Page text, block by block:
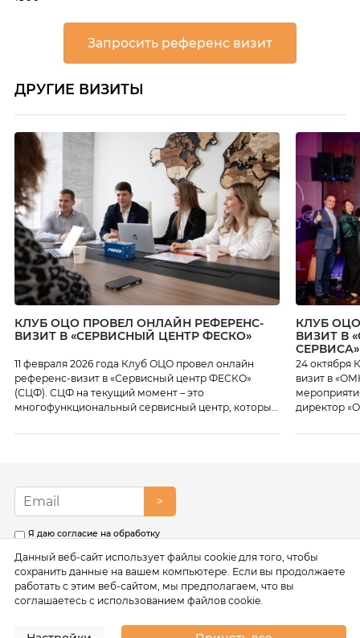
Запросить референс визит
ДРУГИЕ ВИЗИТЫ
КЛУБ ОЦО ПРОВЕЛ ОНЛАЙН РЕФЕРЕНС-
ВИЗИТ В «СЕРВИСНЫЙ ЦЕНТР ФЕСКО»
11 февраля 2026 года Клуб ОЦО провел онлайн
референс-визит в «Сервисный центр ФЕСКО»
(СЦФ). СЦФ на текущий момент – это
многофункциональный сервисный центр, который
налогового учета, подготовки отчетности,
текущий момент работает более 1300 человек.
Специалисты Центра рассказали […]
КЛУБ
ВИЗИТ В
СЕРВИСА»
24 октября
визит в
директор
какие
>
Я даю согласие на обработку
соответствии с условиями
Политики обработки
персональных данных
Данный веб-сайт использует файлы cookie для того, чтобы
сохранить данные на вашем компьютере. Если вы продолжаете
работать с этим веб-сайтом, мы предполагаем, что вы
соглашаетесь с использованием файлов cookie.